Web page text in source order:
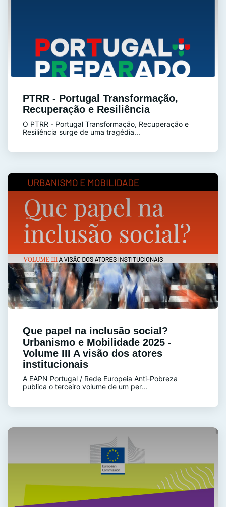
PTRR - Portugal Transformação,
Recuperação e Resiliência
O PTRR - Portugal Transformação, Recuperação e
Resiliência surge de uma tragédia...
Que papel na inclusão social?
Urbanismo e Mobilidade 2025 -
Volume III A visão dos atores
institucionais
A EAPN Portugal / Rede Europeia Anti-Pobreza
publica o terceiro volume de um per...